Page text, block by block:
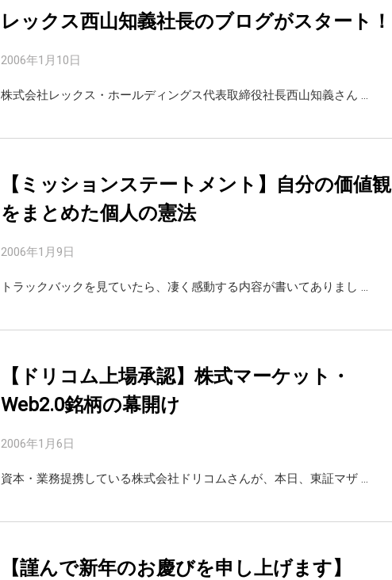
レックス西山知義社長のブログがスタート！
2006年1月10日
株式会社レックス・ホールディングス代表取締役社長西山知義さん …
【ミッションステートメント】自分の価値観
をまとめた個人の憲法
2006年1月9日
トラックバックを見ていたら、凄く感動する内容が書いてありまし …
【ドリコム上場承認】株式マーケット・
Web2.0銘柄の幕開け
2006年1月6日
資本・業務提携している株式会社ドリコムさんが、本日、東証マザ …
【謹んで新年のお慶びを申し上げます】